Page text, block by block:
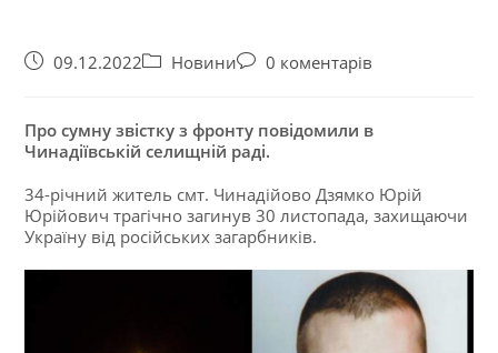
09.12.2022 Новини 0 коментарів
Про сумну звістку з фронту повідомили в
Чинадіївській селищній раді.
34-річний житель смт. Чинадійово Дзямко Юрій
Юрійович трагічно загинув 30 листопада, захищаючи
Україну від російських загарбників.